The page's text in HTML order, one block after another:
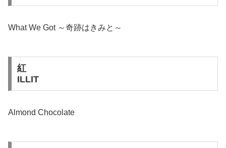
What We Got ～奇跡はきみと～
紅
ILLIT
Almond Chocolate